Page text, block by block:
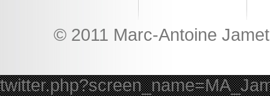
© 2011 Marc-Antoine